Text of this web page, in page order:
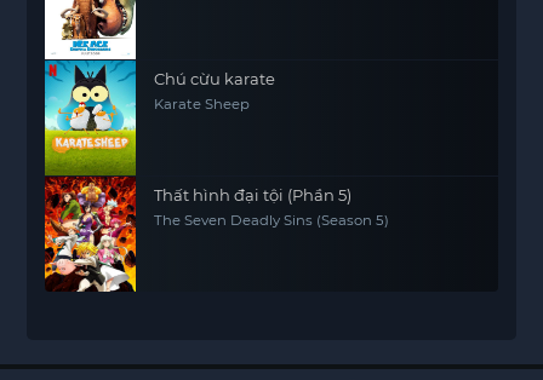
Chú cừu karate
Karate Sheep
Thất hình đại tội (Phần 5)
The Seven Deadly Sins (Season 5)